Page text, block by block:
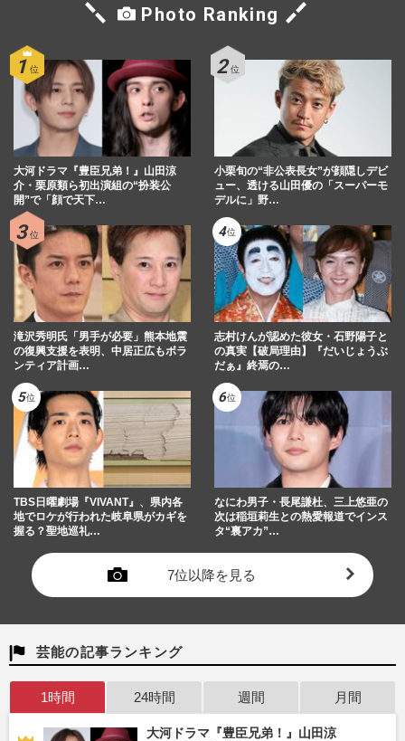
『週刊女性』編集部
元KAT-TUN・赤西仁の〈42歳のバースデ
ーライブ〉に上田竜也、中丸雄一も参加！
MCで披露した「性欲」モンス…
週刊女性2026年7月28日・8月4日号 2026/7/29
KAT-TUNラストライブに元メンバー・赤
西仁来場で《一旦お疲れ様でした》匂わせ
た“伝説のシンメ”復活ステ…
週刊女性2025年12月2日・9日号 2026/7/29
【独自】『KAT-TUN』6人が再集結か、亀
梨和也と赤西仁が「秋に驚く発表」田中聖
の刑期満了と重なる“匂わせ…
週刊女性2026年8月11日号 2026/7/28
Photo Ranking
大河ドラマ『豊臣兄弟！』山田涼
介・栗原類ら初出演組の“扮装公
開”で「顔で天下…
小栗旬の“非公表長女”が顔隠しデビ
ュー、透ける山田優の「スーパーモ
デルに」野…
滝沢秀明氏「男手が必要」熊本地震
の復興支援を表明、中居正広もボラ
ンティア計画…
志村けんが認めた彼女・石野陽子と
の真実【破局理由】『だいじょうぶ
だぁ』終焉の…
TBS日曜劇場『VIVANT』、県内各
地でロケが行われた岐阜県がカギを
握る？聖地巡礼…
なにわ男子・長尾謙杜、三上悠亜の
次は稲垣莉生との熱愛報道でインス
タ“裏アカ”…
7位以降を見る
芸能の記事ランキング
1時間 24時間 週間 月間
大河ドラマ『豊臣兄弟！』山田涼